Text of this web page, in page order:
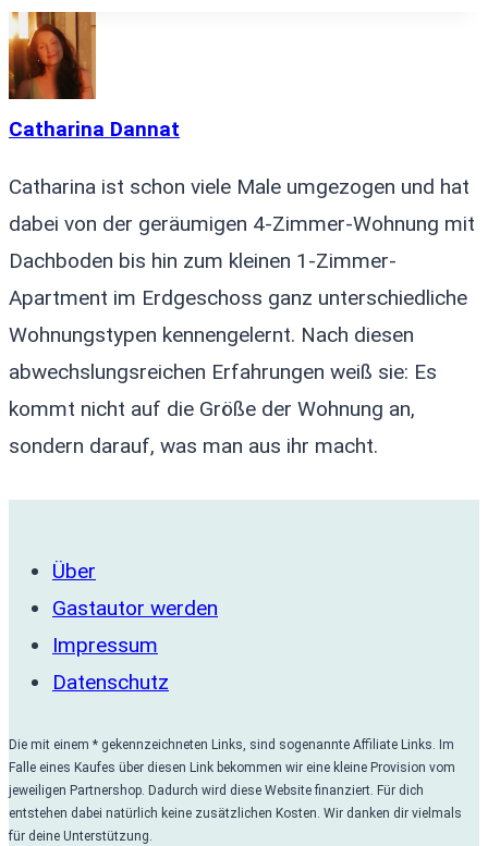
Catharina Dannat
Catharina ist schon viele Male umgezogen und hat
dabei von der geräumigen 4-Zimmer-Wohnung mit
Dachboden bis hin zum kleinen 1-Zimmer-
Apartment im Erdgeschoss ganz unterschiedliche
Wohnungstypen kennengelernt. Nach diesen
abwechslungsreichen Erfahrungen weiß sie: Es
kommt nicht auf die Größe der Wohnung an,
sondern darauf, was man aus ihr macht.
Über
Gastautor werden
Impressum
Datenschutz
Die mit einem * gekennzeichneten Links, sind sogenannte Affiliate Links. Im
Falle eines Kaufes über diesen Link bekommen wir eine kleine Provision vom
jeweiligen Partnershop. Dadurch wird diese Website finanziert. Für dich
entstehen dabei natürlich keine zusätzlichen Kosten. Wir danken dir vielmals
für deine Unterstützung.